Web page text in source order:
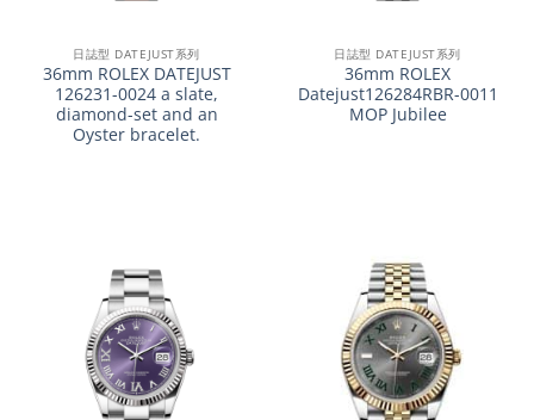
日誌型 DATEJUST系列
36mm ROLEX DATEJUST
126231-0024 a slate,
diamond-set and an
Oyster bracelet.
日誌型 DATEJUST系列
36mm ROLEX
Datejust126284RBR-0011
MOP Jubilee